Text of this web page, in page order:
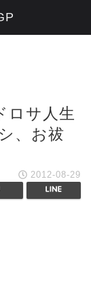
ロサ人生
、お祓
2012-08-29